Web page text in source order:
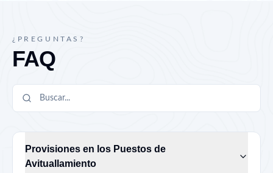
¿PREGUNTAS?
FAQ
Provisiones en los Puestos de
Avituallamiento